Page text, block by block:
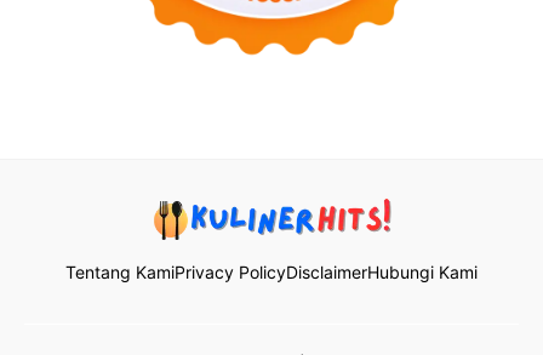
Tentang KamiPrivacy PolicyDisclaimerHubungi Kami